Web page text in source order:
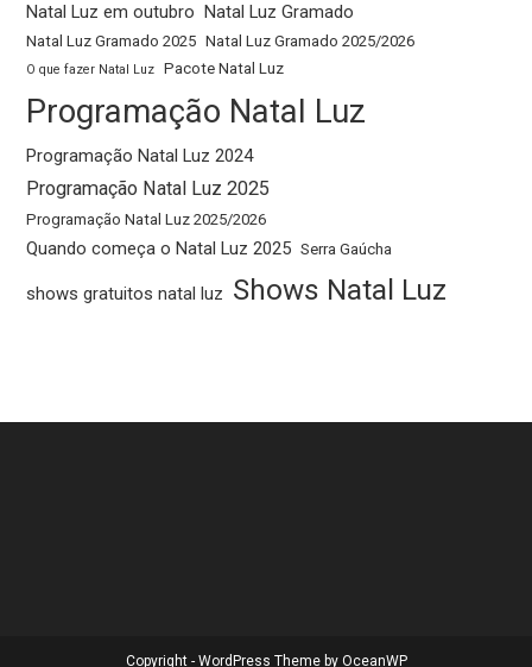
Natal Luz em outubro Natal Luz Gramado
Natal Luz Gramado 2025 Natal Luz Gramado 2025/2026
O que fazer Natal Luz Pacote Natal Luz
Programação Natal Luz
Programação Natal Luz 2024
Programação Natal Luz 2025
Programação Natal Luz 2025/2026
Quando começa o Natal Luz 2025 Serra Gaúcha
shows gratuitos natal luz Shows Natal Luz
Copyright - WordPress Theme by OceanWP